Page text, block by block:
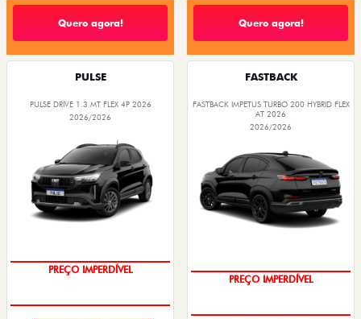
Quero agora! Quero agora!
PULSE
PULSE DRIVE 1.3 MT FLEX 4P 2026
2026/2026
OPORTUNIDADE
FASTBACK
FASTBACK IMPETUS TURBO 200 HYBRID FLEX
AT 2026
2026/2026